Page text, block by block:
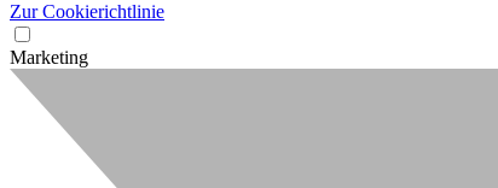
Zur Cookierichtlinie
Marketing